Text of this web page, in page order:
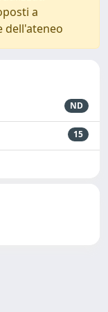
a
dell'ateneo
ND
15